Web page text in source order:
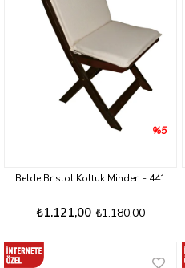
Belde Brıstol Koltuk Minderi - 441
₺1.121,00 ₺1.180,00
%5